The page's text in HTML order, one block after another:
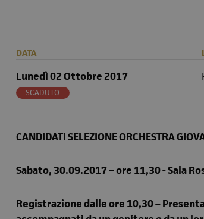
DATA
Lunedì 02 Ottobre 2017
SCADUTO
CANDIDATI SELEZIONE ORCHESTRA
Sabato, 30.09.2017 – ore 11,30 - Sala
Registrazione dalle ore 10,30 –